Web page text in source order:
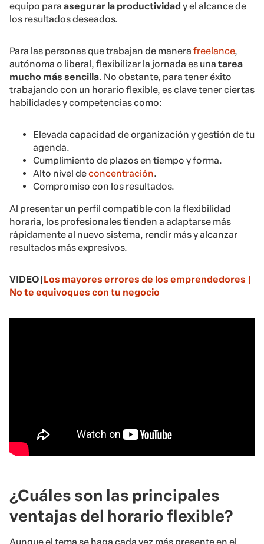
equipo para asegurar la productividad y el alcance de
los resultados deseados.
Para las personas que trabajan de manera freelance,
autónoma o liberal, flexibilizar la jornada es una tarea
mucho más sencilla. No obstante, para tener éxito
trabajando con un horario flexible, es clave tener ciertas
habilidades y competencias como:
Elevada capacidad de organización y gestión de tu
agenda.
Cumplimiento de plazos en tiempo y forma.
Alto nivel deconcentración.
Compromiso con los resultados.
Al presentar un perfil compatible con la flexibilidad
horaria, los profesionales tienden a adaptarse más
rápidamente al nuevo sistema, rendir más y alcanzar
resultados más expresivos.
VIDEO|Los mayores errores de los emprendedores |
No te equivoques con tu negocio
¿Cuáles son las principales
ventajas del horario flexible?